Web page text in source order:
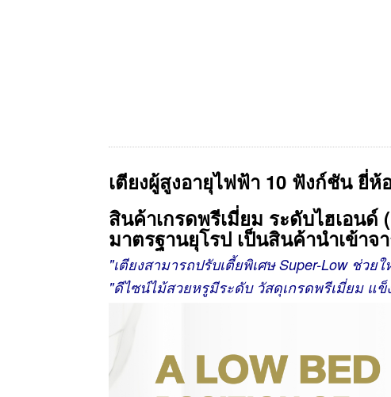
เตียงผู้สูงอายุไฟฟ้า 10 ฟังก์ชัน ยี่
สินค้าเกรดพรีเมี่ยม ระดับไฮเอน
มาตรฐานยุโรป เป็นสินค้านำเข้าจ
"เตียงสามารถปรับเตี้ยพิเศษ Super-Low ช่ว
"ดีไซน์ไม้สวยหรูมีระดับ วัสดุเกรดพรีเมี่ยม แ